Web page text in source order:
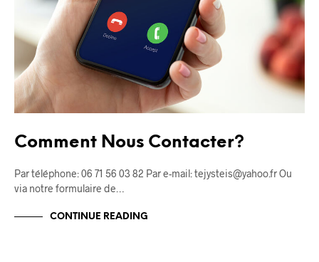
Comment Nous Contacter?
Par téléphone: 06 71 56 03 82 Par e-mail: tejysteis@yahoo.fr Ou
via notre formulaire de…
CONTINUE READING